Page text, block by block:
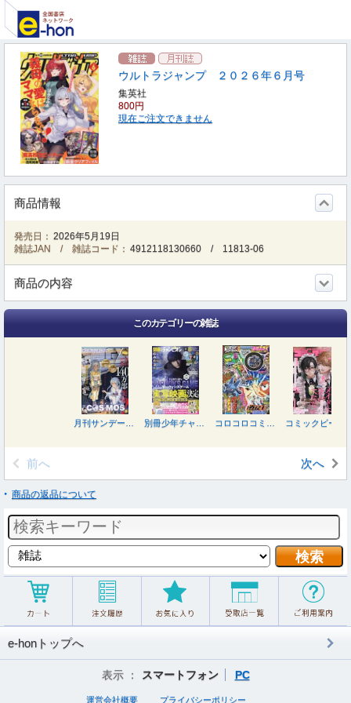
ウルトラジャンプ ２０２６年６月号
集英社
800円
現在ご注文できません
商品情報
発売日： 2026年5月19日
雑誌JAN / 雑誌コード： 4912118130660 / 11813-06
商品の内容
このカテゴリーの雑誌
前へ 次へ
商品の返品について
e-honトップへ
表示 ： スマートフォン PC
運営会社概要 プライバシーポリシー